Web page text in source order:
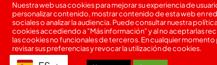
Nuestra web usa cookies para mejorar su experiencia de
personalizar contenido, mostrar contenido de esta web en
sociales o analizar la audiencia. Puede consultar nuestra
cookies accediendo a "Más información" y al no aceptarlas
las cookies no funcionales de terceros. En cualquier
revisar sus preferencias y revocar la utilización de cookies.